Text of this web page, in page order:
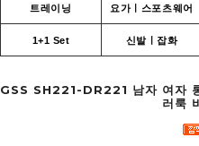
트레이닝 요가ㅣ스포츠웨어
1+1 Set 신발ㅣ잡화
GSS SH221-DR221 남자 여자
러룩